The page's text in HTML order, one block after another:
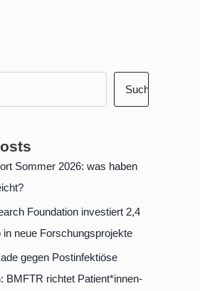
Suchen
Sommer 2026: was haben
Foundation investiert 2,4
in neue Forschungsprojekte
gegen Postinfektiöse
BMFTR richtet Patient*innen-